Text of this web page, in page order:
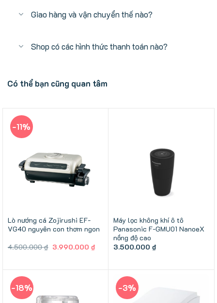
Giao hàng và vận chuyển thế nào?
Shop có các hình thức thanh toán nào?
Có thể bạn cũng quan tâm
-11%
Lò nướng cá Zojirushi EF-
VG40 nguyên con thơm ngon
4.500.000₫ Giá
3.990.000₫
Máy lọc không khí ô tô
Panasonic F-GMU01 NanoeX
nồng độ cao
3.500.000 ₫
-18% -3%